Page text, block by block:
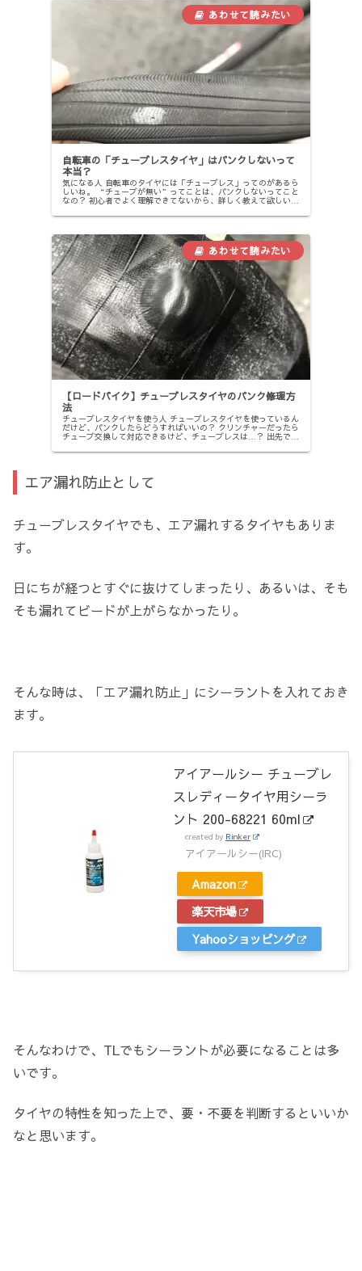
自転車の「チューブレスタイヤ」はパンクしないって
本当？
気になる人 自転車のタイヤには「チューブレス」ってのがあるら
しいね。 “チューブが無い”ってことは、パンクしないってこと
なの？ 初心者でよく理解できてないから、詳しく教えて欲しい。
【ロードバイク】チューブレスタイヤのパンク修理方
法
チューブレスタイヤを使う人 チューブレスタイヤを使っているん
だけど、パンクしたらどうすればいいの？ クリンチャーだったら
チューブ交換して対応できるけど、チューブレスは…？ 出先でパ
ら...
エア漏れ防止として
チューブレスタイヤでも、エア漏れするタイヤもありま
す。
日にちが経つとすぐに抜けてしまったり、あるいは、そも
そも漏れてビードが上がらなかったり。
そんな時は、「エア漏れ防止」にシーラントを入れておき
ます。
アイアールシー チューブレ
スレディータイヤ用シーラ
ント 200-68221 60ml
created by Rinker
アイアールシー(IRC)
Amazon
楽天市場
Yahooショッピング
そんなわけで、TLでもシーラントが必要になることは多
いです。
タイヤの特性を知った上で、要・不要を判断するといいか
なと思います。